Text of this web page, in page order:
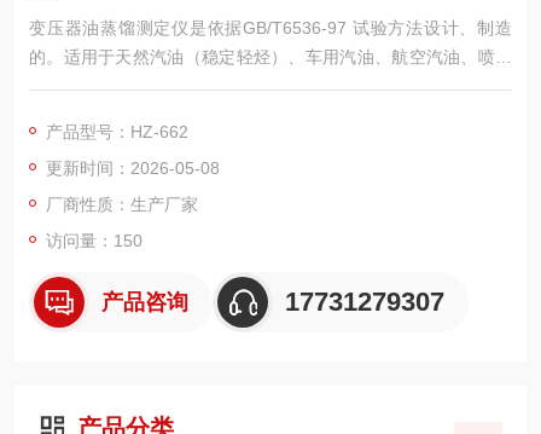
变压器油蒸馏测定仪是依据GB/T6536-97 试验方法设计、制造
的。适用于天然汽油（稳定轻烃）、车用汽油、航空汽油、喷气
燃料、特殊沸点的溶剂、石脑油、煤油、柴油、粗柴油馏分燃料
产品型号：HZ-662
更新时间：2026-05-08
厂商性质：生产厂家
访问量：150
产品咨询 17731279307
产品分类